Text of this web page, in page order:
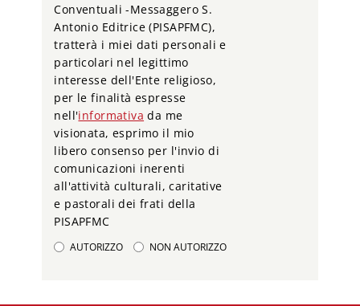
Conventuali -Messaggero S.
Antonio Editrice (PISAPFMC),
tratterà i miei dati personali e
particolari nel legittimo
interesse dell'Ente religioso,
per le finalità espresse
nell'informativa da me
visionata, esprimo il mio
libero consenso per l'invio di
comunicazioni inerenti
all'attività culturali, caritative
e pastorali dei frati della
PISAPFMC
AUTORIZZO NON AUTORIZZO